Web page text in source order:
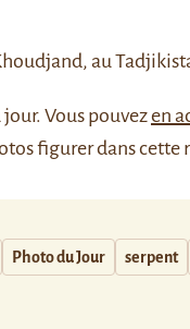
au
jour. Vous pouvezen
figurer dans cette
Photo du Jour serpent